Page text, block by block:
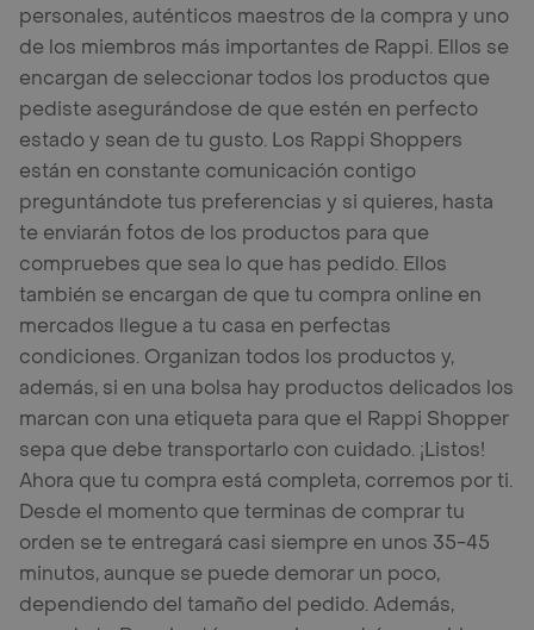
personales, auténticos maestros de la compra y uno
de los miembros más importantes de Rappi. Ellos se
encargan de seleccionar todos los productos que
pediste asegurándose de que estén en perfecto
estado y sean de tu gusto. Los Rappi Shoppers
están en constante comunicación contigo
preguntándote tus preferencias y si quieres, hasta
te enviarán fotos de los productos para que
compruebes que sea lo que has pedido. Ellos
también se encargan de que tu compra online en
mercados llegue a tu casa en perfectas
condiciones. Organizan todos los productos y,
además, si en una bolsa hay productos delicados los
marcan con una etiqueta para que el Rappi Shopper
sepa que debe transportarlo con cuidado. ¡Listos!
Ahora que tu compra está completa, corremos por ti.
Desde el momento que terminas de comprar tu
orden se te entregará casi siempre en unos 35-45
minutos, aunque se puede demorar un poco,
dependiendo del tamaño del pedido. Además,